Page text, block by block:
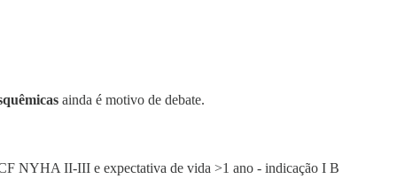
ainda é motivo de debate.
NYHA II-III e expectativa de vida >1 ano - indicação I B